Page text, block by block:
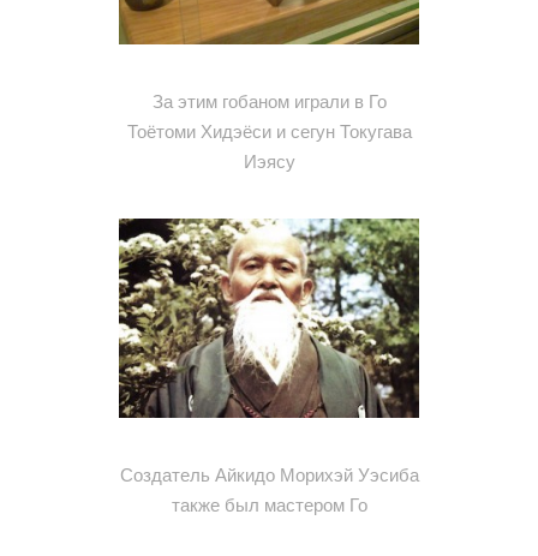
За этим гобаном играли в Го
Тоётоми Хидэёси и сегун Токугава
Иэясу
Создатель Айкидо Морихэй Уэсиба
также был мастером Го